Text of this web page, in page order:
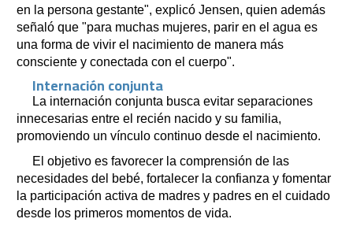
en la persona gestante", explicó Jensen, quien además
señaló que "para muchas mujeres, parir en el agua es
una forma de vivir el nacimiento de manera más
consciente y conectada con el cuerpo".
Internación conjunta
La internación conjunta busca evitar separaciones
innecesarias entre el recién nacido y su familia,
promoviendo un vínculo continuo desde el nacimiento.
El objetivo es favorecer la comprensión de las
necesidades del bebé, fortalecer la confianza y fomentar
la participación activa de madres y padres en el cuidado
desde los primeros momentos de vida.